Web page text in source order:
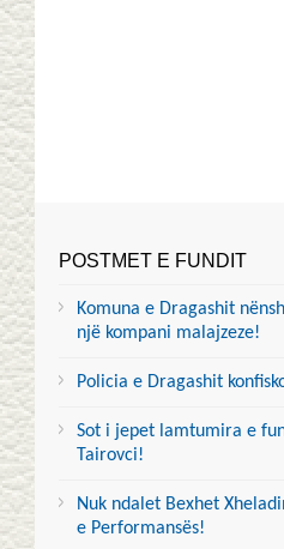
POSTMET E FUNDIT
Komuna e Dragashit
një kompani malajzeze!
Policia e Dragashit
Sot i jepet lamtumira e
Tairovci!
Nuk ndalet Bexhet
e Performansës!